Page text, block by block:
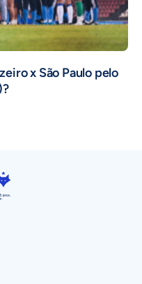
x São Paulo pelo